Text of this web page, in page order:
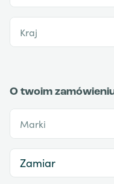
Kraj
O twoim
Marki